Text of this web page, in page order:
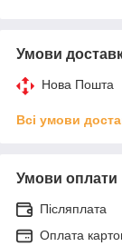
Умови
Нова Пошта
Всі умови
Умови оплати
Післяплата
Оплата